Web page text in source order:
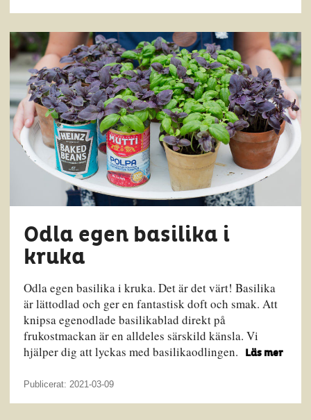
Odla egen basilika i
kruka
Odla egen basilika i kruka. Det är det värt! Basilika
är lättodlad och ger en fantastisk doft och smak. Att
knipsa egenodlade basilikablad direkt på
frukostmackan är en alldeles särskild känsla. Vi
hjälper dig att lyckas med basilikaodlingen.
Läs mer
Publicerat: 2021-03-09